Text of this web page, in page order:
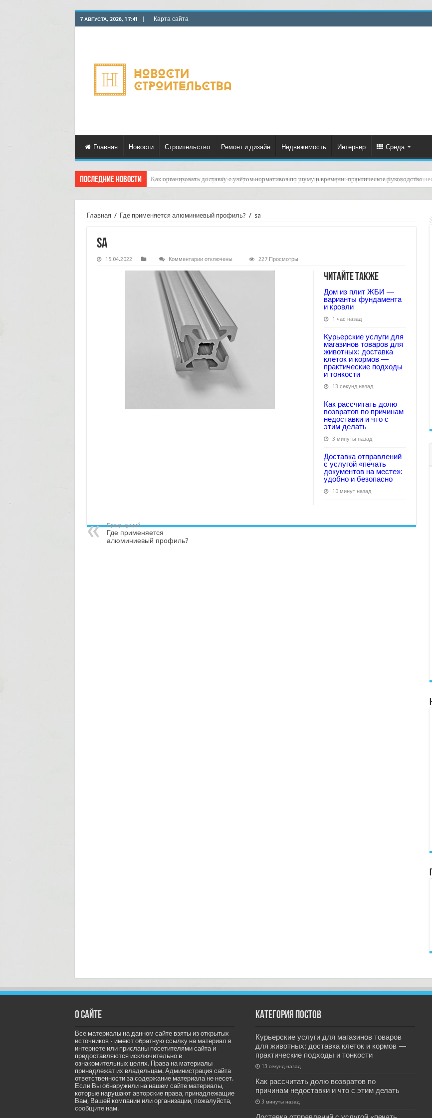
7 АВГУСТА, 2026, 17:41 Карта сайта
Главная Новости Строительство Ремонт и дизайн Недвижимость Интерьер Среда
Последние новости Доставка грузов с услугой «контроль ориентации груза в транспорте»: практический гид для
Главная / Где применяется алюминиевый профиль? / sa
sa
15.04.2022 Комментариик
sa
отключены 227 Просмотры
Читайте также
Дом из плит ЖБИ —
варианты фундамента
и кровли
1 час назад
Курьерские услуги для
магазинов товаров для
животных: доставка
клеток и кормов —
практические подходы
и тонкости
13 секунд назад
Как рассчитать долю
возвратов по причинам
недоставки и что с
этим делать
3 минуты назад
Доставка отправлений
с услугой «печать
документов на месте»:
удобно и безопасно
10 минут назад
Предыдущий
Где применяется
алюминиевый профиль?
О сайте
Все материалы на данном сайте взяты из открытых
источников - имеют обратную ссылку на материал в
интернете или присланы посетителями сайта и
предоставляются исключительно в
ознакомительных целях. Права на материалы
принадлежат их владельцам. Администрация сайта
ответственности за содержание материала не несет.
Если Вы обнаружили на нашем сайте материалы,
которые нарушают авторские права, принадлежащие
Вам, Вашей компании или организации, пожалуйста,
сообщите нам.
Категория постов
Курьерские услуги для магазинов товаров
для животных: доставка клеток и кормов —
практические подходы и тонкости
13 секунд назад
Как рассчитать долю возвратов по
причинам недоставки и что с этим делать
3 минуты назад